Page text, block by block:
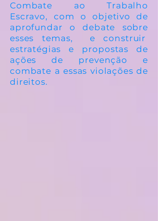
Combate ao Trabalho
Escravo, com o objetivo de
aprofundar o debate sobre
esses temas, e construir
estratégias e propostas de
ações de prevenção e
combate a essas violações de
direitos.